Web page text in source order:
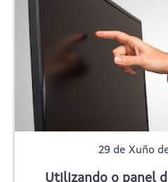
29 de Xuño
Utilizando o panel